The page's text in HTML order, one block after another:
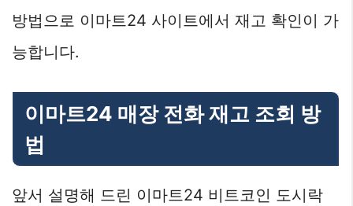
방법으로 이마트24 사이트에서 재고 확인이 가
능합니다.
이마트24 매장 전화 재고 조회 방
법
앞서 설명해 드린 이마트24 비트코인 도시락